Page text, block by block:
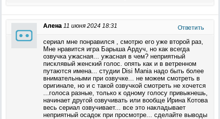
Алена 11 июня 2024 18:31 Ответить
сериал мне понравился , смотрю его уже второй раз,
Мне нравится игра Барыша Ардуч, но как всегда
озвучка ужасная... ужасная в чем? неприятный
писклявый женский голос. опять как и в ветренном
путаются имена... студии Disi Maniа надо быть более
внимательными при озвучке... не можем смотреть в
оригинале, но и с такой озвучкой смотреть не хочется
...голоса разные, только к одному голосу привыкнешь,
начинает другой озвучивать или вообще Ирина Котова
весь сериал озвучивает... все это накладывает
неприятный осадок при просмотре... сделайте выводы